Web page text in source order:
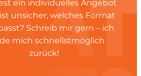
ein individuelles Angebot
unsicher, welches Format
Schreib mir gern – ich
mich schnellstmöglich
zurück!